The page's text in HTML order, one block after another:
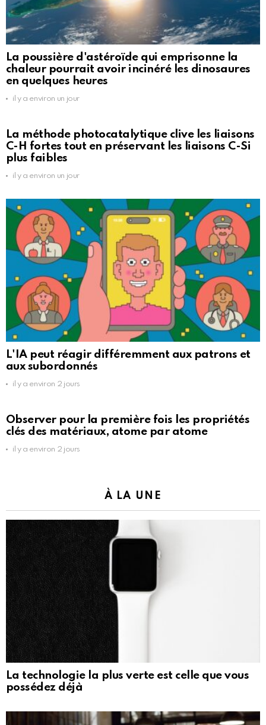
La poussière d'astéroïde qui emprisonne la
chaleur pourrait avoir incinéré les dinosaures
en quelques heures
il y a environ un jour
La méthode photocatalytique clive les liaisons
C-H fortes tout en préservant les liaisons C-Si
plus faibles
il y a environ un jour
L'IA peut réagir différemment aux patrons et
aux subordonnés
il y a environ 2 jours
Observer pour la première fois les propriétés
clés des matériaux, atome par atome
il y a environ 2 jours
À LA UNE
La technologie la plus verte est celle que vous
possédez déjà